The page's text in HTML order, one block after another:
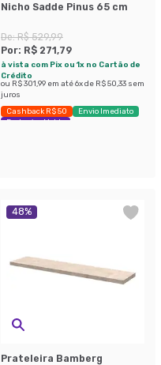
Nicho Sadde Pinus 65 cm
De:R$ 529,99
Por: R$ 271,79
à vista com Pix ou 1x no Cartão de
Crédito
ou R$ 301,99 em até6x de R$ 50,33 sem
juros
Cashback R$ 50
Envio Imediato
Exclusivo Mobly
48%
Prateleira Bamberg